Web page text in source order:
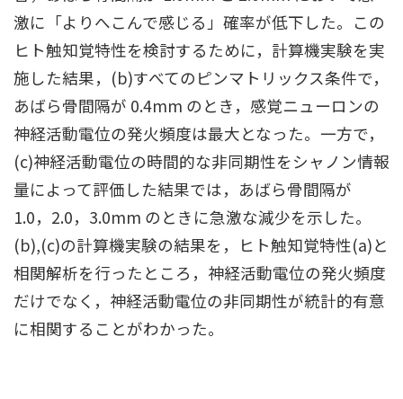
激に「よりへこんで感じる」確率が低下した。この
ヒト触知覚特性を検討するために，計算機実験を実
施した結果，(b)すべてのピンマトリックス条件で，
あばら骨間隔が 0.4mm のとき，感覚ニューロンの
神経活動電位の発火頻度は最大となった。一方で，
(c)神経活動電位の時間的な非同期性をシャノン情報
量によって評価した結果では，あばら骨間隔が
1.0，2.0，3.0mm のときに急激な減少を示した。
(b),(c)の計算機実験の結果を，ヒト触知覚特性(a)と
相関解析を行ったところ，神経活動電位の発火頻度
だけでなく，神経活動電位の非同期性が統計的有意
に相関することがわかった。